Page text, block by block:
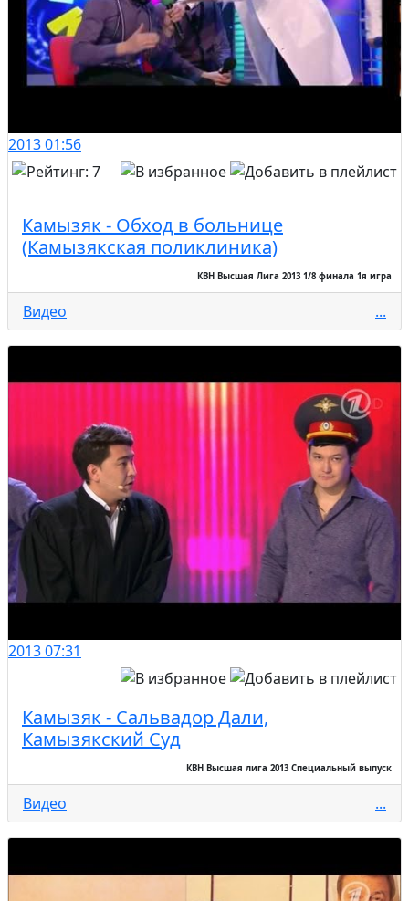
201301:56
Камызяк - Обход в больнице
(Камызякская поликлиника)
КВН Высшая Лига 2013 1/8 финала 1я игра
Видео ...
201307:31
Камызяк - Сальвадор Дали,
Камызякский Суд
КВН Высшая лига 2013 Специальный выпуск
Видео ...